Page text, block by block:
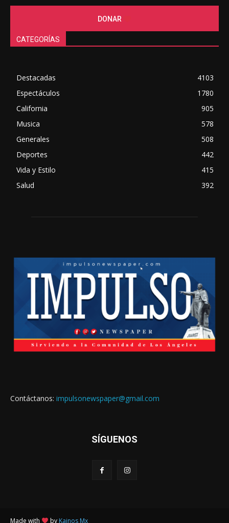
DONAR
CATEGORÍAS
Destacadas
4103
Espectáculos
1780
California
905
Musica
578
Generales
508
Deportes
442
Vida y Estilo
415
Salud
392
Contáctanos: impulsonewspaper@gmail.com
SÍGUENOS
Made with by Kainos Mx